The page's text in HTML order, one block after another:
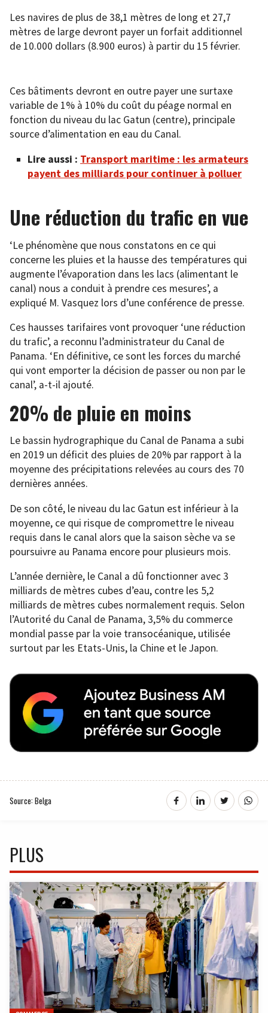
Les navires de plus de 38,1 mètres de long et 27,7
mètres de large devront payer un forfait additionnel
de 10.000 dollars (8.900 euros) à partir du 15 février.
Ces bâtiments devront en outre payer une surtaxe
variable de 1% à 10% du coût du péage normal en
fonction du niveau du lac Gatun (centre), principale
source d’alimentation en eau du Canal.
Lire aussi : Transport maritime : les armateurs
payent des milliards pour continuer à polluer
Une réduction du trafic en vue
‘Le phénomène que nous constatons en ce qui
concerne les pluies et la hausse des températures qui
augmente l’évaporation dans les lacs (alimentant le
canal) nous a conduit à prendre ces mesures’, a
expliqué M. Vasquez lors d’une conférence de presse.
Ces hausses tarifaires vont provoquer ‘une réduction
du trafic’, a reconnu l’administrateur du Canal de
Panama. ‘En définitive, ce sont les forces du marché
qui vont emporter la décision de passer ou non par le
canal’, a-t-il ajouté.
20% de pluie en moins
Le bassin hydrographique du Canal de Panama a subi
en 2019 un déficit des pluies de 20% par rapport à la
moyenne des précipitations relevées au cours des 70
dernières années.
De son côté, le niveau du lac Gatun est inférieur à la
moyenne, ce qui risque de compromettre le niveau
requis dans le canal alors que la saison sèche va se
poursuivre au Panama encore pour plusieurs mois.
L’année dernière, le Canal a dû fonctionner avec 3
milliards de mètres cubes d’eau, contre les 5,2
milliards de mètres cubes normalement requis. Selon
l’Autorité du Canal de Panama, 3,5% du commerce
mondial passe par la voie transocéanique, utilisée
surtout par les Etats-Unis, la Chine et le Japon.
Source: Belga
PLUS